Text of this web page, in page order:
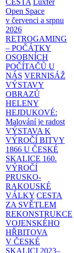
CESTA Luxfer
Open Space
v červenci a srpnu
2026
RETROGAMING
– POČÁTKY
OSOBNÍCH
POČÍTAČŮ U
NÁS VERNISÁŽ
VÝSTAVY
OBRAZŮ
HELENY
HEJDUKOVÉ:
Malování je radost
VÝSTAVA K
VÝROČÍ BITVY
1866 U ČESKÉ
SKALICE 160.
VÝROČÍ
PRUSKO-
RAKOUSKÉ
VÁLKY CESTA
ZA SVĚTLEM
REKONSTRUKCE
VOJENSKÉHO
HŘBITOVA
V ČESKÉ
SKALICI 2023–